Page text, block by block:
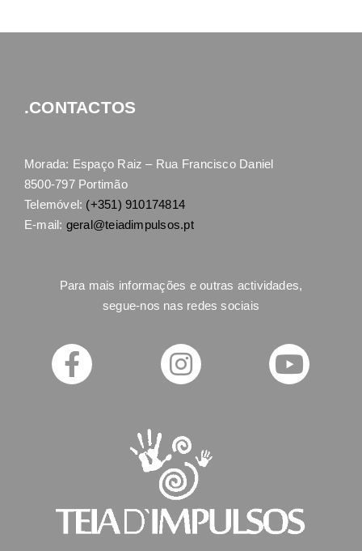
.CONTACTOS
Morada: Espaço Raiz – Rua Francisco Daniel
8500-797 Portimão
Telemóvel: (+351) 910174814
E-mail: geral@teiadimpulsos.pt
Para mais informações e outras actividades,
segue-nos nas redes sociais